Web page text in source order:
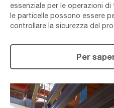
essenziale per le operazioni
le particelle possono essere
controllare la sicurezza del
Per
TRATTAMENTO
DELLA